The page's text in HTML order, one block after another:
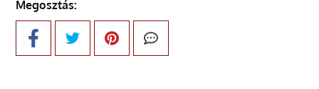
Megosztás: